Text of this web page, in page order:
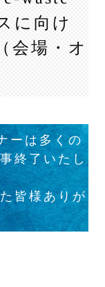
に向け
会場・オ
ーは多くの
終了いたし
皆様ありが